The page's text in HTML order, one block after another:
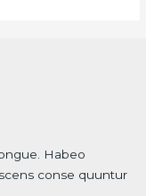
Habeo
conse quuntur